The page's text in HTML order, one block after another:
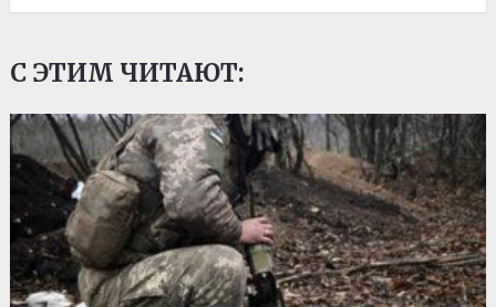
С ЭТИМ ЧИТАЮТ: